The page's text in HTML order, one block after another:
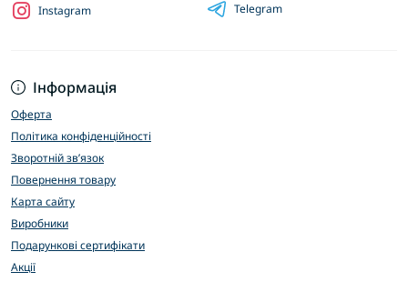
Інформація
Оферта
Політика конфіденційності
Зворотній зв’язок
Повернення товару
Карта сайту
Виробники
Подарункові сертифікати
Акції
Instagram Telegram